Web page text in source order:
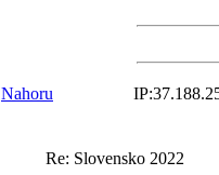
Nahoru
Re: Slovensko 2022